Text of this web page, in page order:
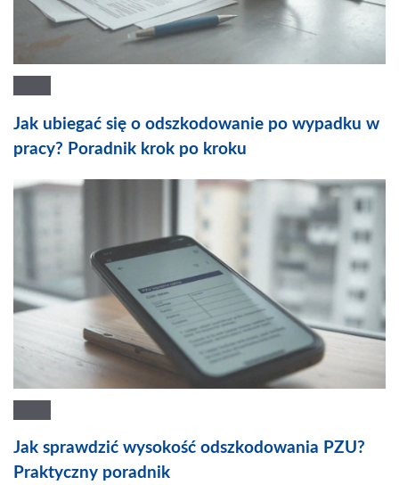
Jak ubiegać się o odszkodowanie po wypadku w
pracy? Poradnik krok po kroku
Jak sprawdzić wysokość odszkodowania PZU?
Praktyczny poradnik